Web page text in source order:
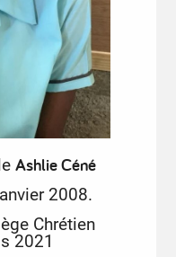
Ashlie Céné
2008.
Chrétien
2021